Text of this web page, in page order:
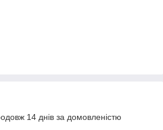
14 днів за домовленістю